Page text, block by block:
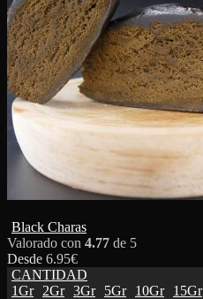
Black Charas
Valorado con 4.77 de 5
Desde 6.95€
CANTIDAD
1Gr
2Gr 3Gr 5Gr 10Gr 15Gr